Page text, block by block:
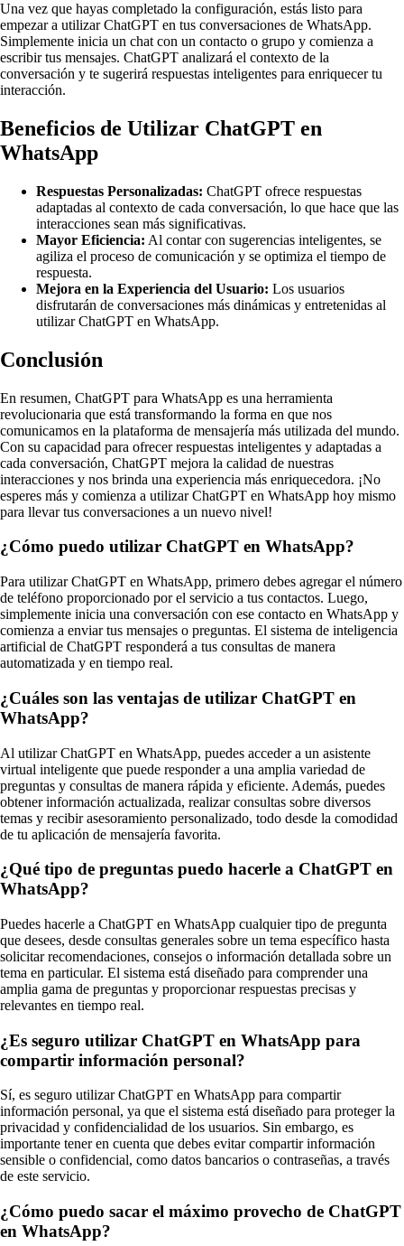
Una vez que hayas completado la configuración, estás listo para
empezar a utilizar ChatGPT en tus conversaciones de WhatsApp.
Simplemente inicia un chat con un contacto o grupo y comienza a
escribir tus mensajes. ChatGPT analizará el contexto de la
conversación y te sugerirá respuestas inteligentes para enriquecer tu
interacción.
Beneficios de Utilizar ChatGPT en
WhatsApp
Respuestas Personalizadas: ChatGPT ofrece respuestas
adaptadas al contexto de cada conversación, lo que hace que las
interacciones sean más significativas.
Mayor Eficiencia: Al contar con sugerencias inteligentes, se
agiliza el proceso de comunicación y se optimiza el tiempo de
respuesta.
Mejora en la Experiencia del Usuario: Los usuarios
disfrutarán de conversaciones más dinámicas y entretenidas al
utilizar ChatGPT en WhatsApp.
Conclusión
En resumen, ChatGPT para WhatsApp es una herramienta
revolucionaria que está transformando la forma en que nos
comunicamos en la plataforma de mensajería más utilizada del mundo.
Con su capacidad para ofrecer respuestas inteligentes y adaptadas a
cada conversación, ChatGPT mejora la calidad de nuestras
interacciones y nos brinda una experiencia más enriquecedora. ¡No
esperes más y comienza a utilizar ChatGPT en WhatsApp hoy mismo
para llevar tus conversaciones a un nuevo nivel!
¿Cómo puedo utilizar ChatGPT en WhatsApp?
Para utilizar ChatGPT en WhatsApp, primero debes agregar el número
de teléfono proporcionado por el servicio a tus contactos. Luego,
simplemente inicia una conversación con ese contacto en WhatsApp y
comienza a enviar tus mensajes o preguntas. El sistema de inteligencia
artificial de ChatGPT responderá a tus consultas de manera
automatizada y en tiempo real.
¿Cuáles son las ventajas de utilizar ChatGPT en
WhatsApp?
Al utilizar ChatGPT en WhatsApp, puedes acceder a un asistente
virtual inteligente que puede responder a una amplia variedad de
preguntas y consultas de manera rápida y eficiente. Además, puedes
obtener información actualizada, realizar consultas sobre diversos
temas y recibir asesoramiento personalizado, todo desde la comodidad
de tu aplicación de mensajería favorita.
¿Qué tipo de preguntas puedo hacerle a ChatGPT en
WhatsApp?
Puedes hacerle a ChatGPT en WhatsApp cualquier tipo de pregunta
que desees, desde consultas generales sobre un tema específico hasta
solicitar recomendaciones, consejos o información detallada sobre un
tema en particular. El sistema está diseñado para comprender una
amplia gama de preguntas y proporcionar respuestas precisas y
relevantes en tiempo real.
¿Es seguro utilizar ChatGPT en WhatsApp para
compartir información personal?
Sí, es seguro utilizar ChatGPT en WhatsApp para compartir
información personal, ya que el sistema está diseñado para proteger la
privacidad y confidencialidad de los usuarios. Sin embargo, es
importante tener en cuenta que debes evitar compartir información
sensible o confidencial, como datos bancarios o contraseñas, a través
de este servicio.
¿Cómo puedo sacar el máximo provecho de ChatGPT
en WhatsApp?